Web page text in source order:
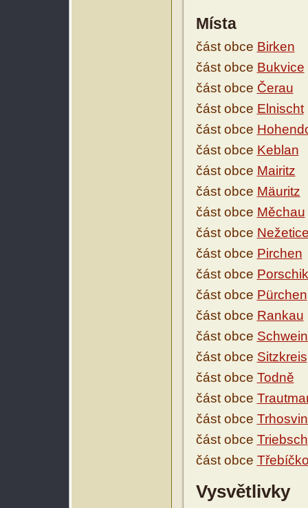
Místa
část obce Birken
část obce Bukvice
část obce Čerau
část obce Elnischt
část obce
část obce Keblan
část obce Mairitz
část obce Mäuritz
část obce Měchau
část obce
část obce Pirchen
část obce
část obce Pürchen
část obce Rankau
část obce
část obce Sitzkreis
část obce Todně
část obce
část obce
část obce Triebsch
část obce
Vysvětlivky